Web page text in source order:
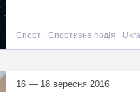
Спорт Спортивна подія
16 — 18 вересня 2016